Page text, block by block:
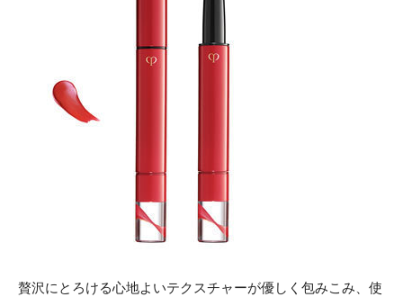
贅沢にとろける心地よいテクスチャーが優しく包みこみ、使